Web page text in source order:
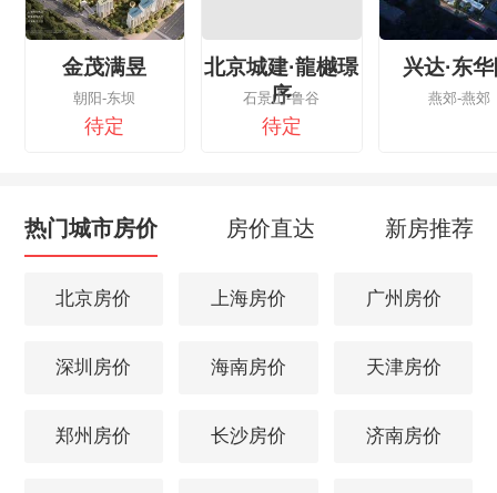
金茂满昱
朝阳-东坝
待定
北京城建·龍樾璟
序
石景山-鲁谷
待定
兴达·东
燕郊-燕郊
热门城市房价 房价直达 新房推荐
北京房价 上海房价 广州房价
深圳房价 海南房价 天津房价
郑州房价 长沙房价 济南房价